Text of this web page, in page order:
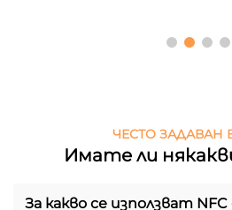
ЧЕСТО ЗАДАВАН
Имате ли
За какво се използват